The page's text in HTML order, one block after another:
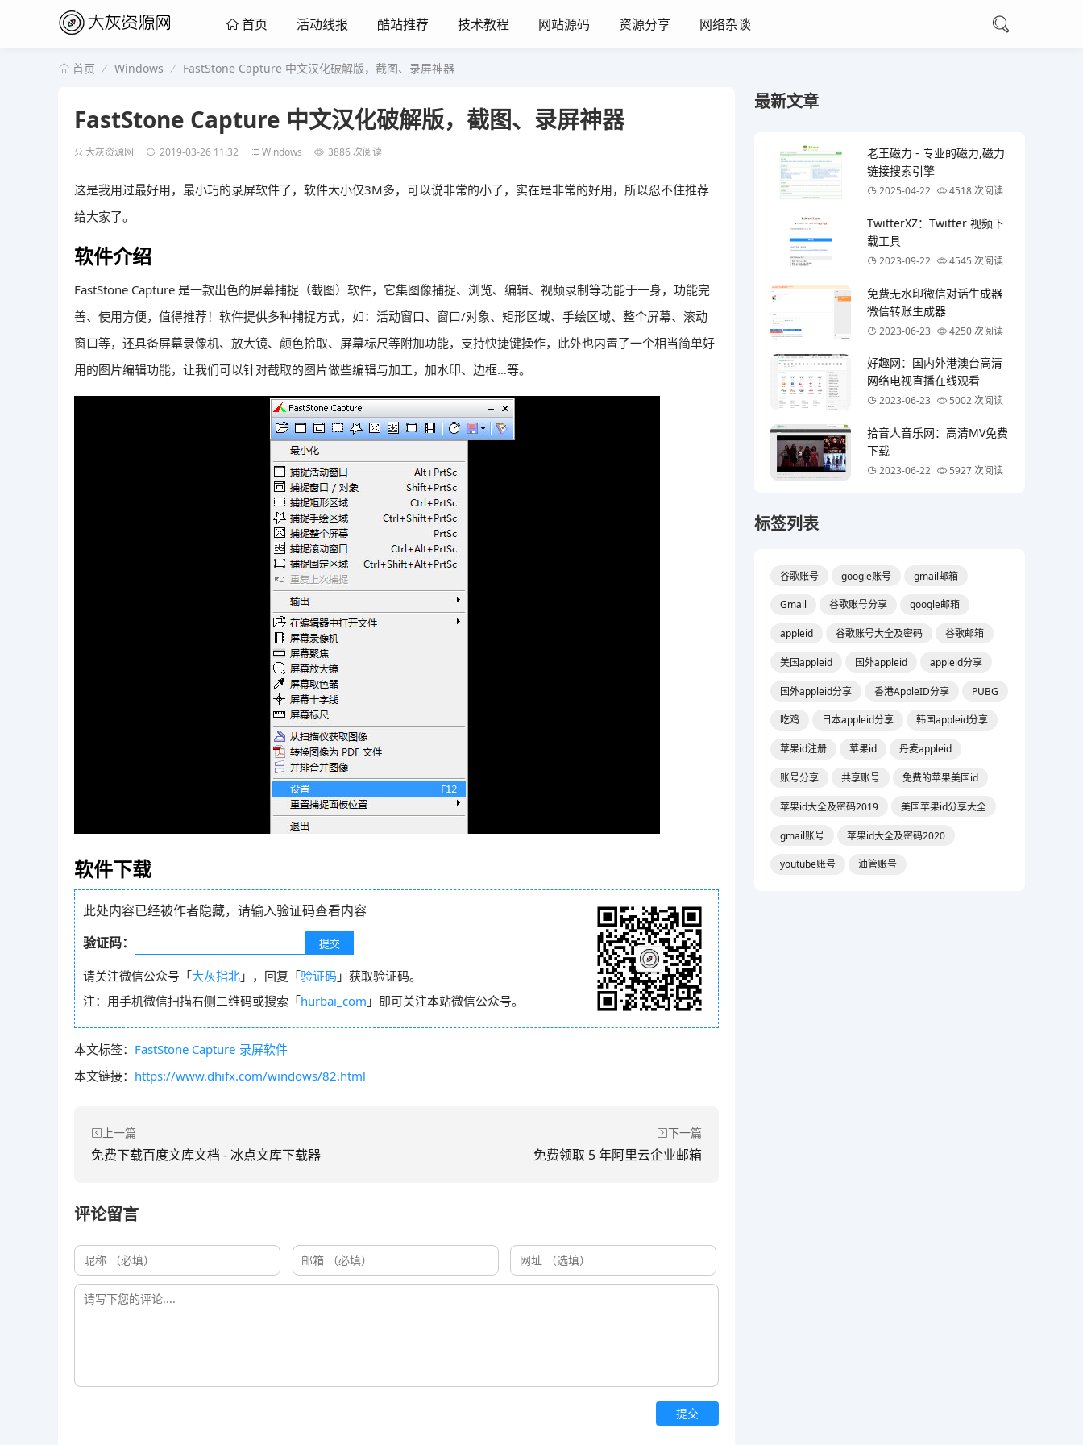
首页 活动线报 酷站推荐 技术教程 网站源码 资源分享 网络杂谈
首页 Windows FastStone Capture 中文汉化破解版，截图、录屏神器
FastStone Capture 中文汉化破解版，截图、录屏神器
大灰资源网 2019-03-26 11:32 Windows 3886 次阅读
这是我用过最好用，最小巧的录屏软件了，软件大小仅3M多，可以说非常的小了，实在是非常的好用，所以忍不住推荐
给大家了。
软件介绍
FastStone Capture 是一款出色的屏幕捕捉（截图）软件，它集图像捕捉、浏览、编辑、视频录制等功能于一身，功能完
善、使用方便，值得推荐！软件提供多种捕捉方式，如：活动窗口、窗口/对象、矩形区域、手绘区域、整个屏幕、滚动
窗口等，还具备屏幕录像机、放大镜、颜色拾取、屏幕标尺等附加功能，支持快捷键操作，此外也内置了一个相当简单好
用的图片编辑功能，让我们可以针对截取的图片做些编辑与加工，加水印、边框…等。
软件下载
此处内容已经被作者隐藏，请输入验证码查看内容
验证码：
请关注微信公众号「大灰指北 」，回复「验证码 」获取验证码。
注：用手机微信扫描右侧二维码或搜索「hurbai_com 」即可关注本站微信公众号。
本文标签： FastStone Capture 录屏软件
本文链接： https://www.dhifx.com/windows/82.html
上一篇
免费下载百度文库文档 - 冰点文库下载器
下一篇
免费领取 5 年阿里云企业邮箱
评论留言
提交
最新文章
老王磁力 - 专业的磁力,磁力
链接搜索引擎
2025-04-22 4518 次阅读
TwitterXZ：Twitter 视频下
载工具
2023-09-22 4545 次阅读
免费无水印微信对话生成器
微信转账生成器
2023-06-23 4250 次阅读
好趣网：国内外港澳台高清
网络电视直播在线观看
2023-06-23 5002 次阅读
拾音人音乐网：高清MV免费
下载
2023-06-22 5927 次阅读
标签列表
谷歌账号 google账号 gmail邮箱
Gmail 谷歌账号分享 google邮箱
appleid 谷歌账号大全及密码 谷歌邮箱
美国appleid 国外appleid appleid分享
国外appleid分享 香港AppleID分享 PUBG
吃鸡 日本appleid分享 韩国appleid分享
苹果id注册 苹果id 丹麦appleid
账号分享 共享账号 免费的苹果美国id
苹果id大全及密码2019 美国苹果id分享大全
gmail账号 苹果id大全及密码2020
youtube账号 油管账号